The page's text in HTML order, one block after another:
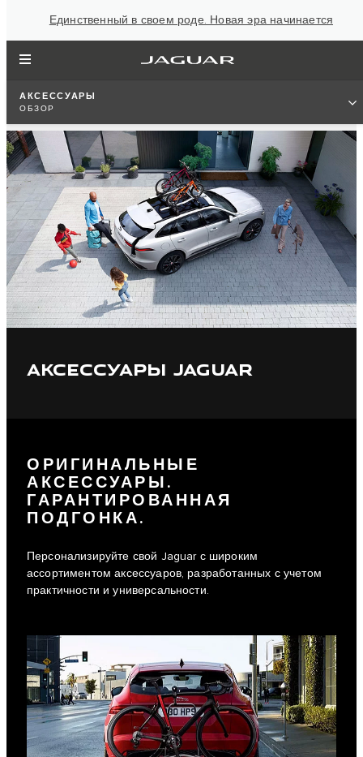
Единственный в своем роде. Новая эра начинается
АКСЕССУАРЫ
ОБЗОР
АКСЕССУАРЫ JAGUAR
ОРИГИНАЛЬНЫЕ
АКСЕССУАРЫ.
ГАРАНТИРОВАННАЯ
ПОДГОНКА.
Персонализируйте свой Jaguar с широким
ассортиментом аксессуаров, разработанных с учетом
практичности и универсальности.